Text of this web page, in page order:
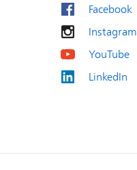
Facebook
Instagram
YouTube
LinkedIn